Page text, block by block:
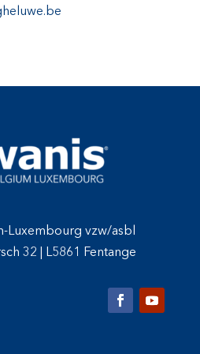
Luxembourg vzw/asbl
32
L5861 Fentange